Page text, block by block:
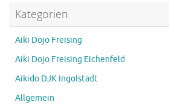
Kategorien
Aiki Dojo Freising
Aiki Dojo Freising Eichenfeld
Aikido DJK Ingolstadt
Allgemein